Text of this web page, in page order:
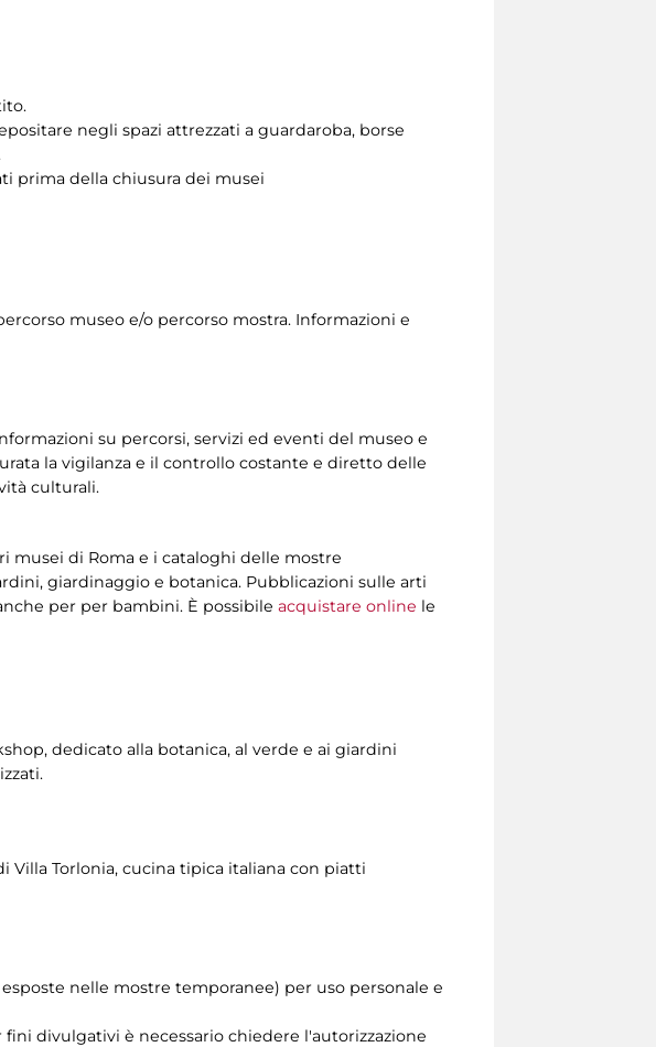
negli spazi attrezzati a guardaroba, borse
prima della chiusura dei musei
museo e/o percorso mostra. Informazioni e
su percorsi, servizi ed eventi del museo e
la vigilanza e il controllo costante e diretto delle
culturali.
musei di Roma e i cataloghi delle mostre
giardinaggio e botanica. Pubblicazioni sulle arti
per per bambini. È possibile acquistare online le
dedicato alla botanica, al verde e ai giardini
Torlonia, cucina tipica italiana con piatti
nelle mostre temporanee) per uso personale e
divulgativi è necessario chiedere l'autorizzazione